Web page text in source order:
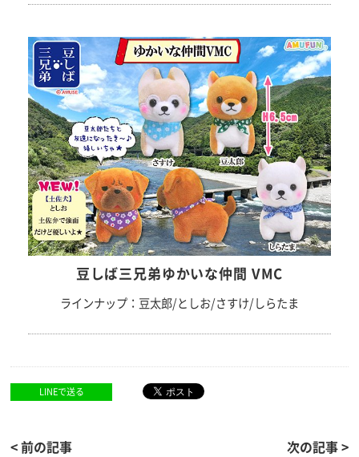
豆しば三兄弟ゆかいな仲間 VMC
ラインナップ：豆太郎/としお/さすけ/しらたま
LINEで送る
< 前の記事 次の記事 >